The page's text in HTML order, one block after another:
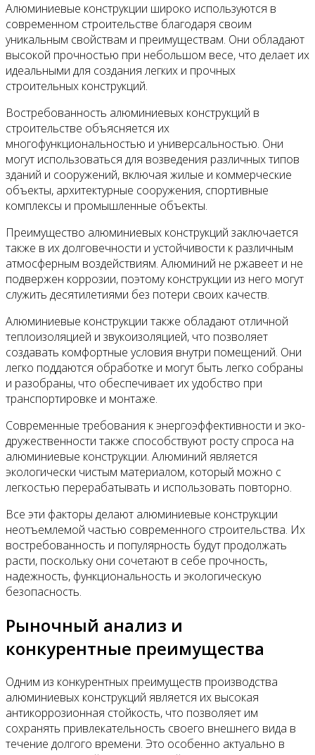
Алюминиевые конструкции широко используются в
современном строительстве благодаря своим
уникальным свойствам и преимуществам. Они обладают
высокой прочностью при небольшом весе, что делает их
идеальными для создания легких и прочных
строительных конструкций.
Востребованность алюминиевых конструкций в
строительстве объясняется их
многофункциональностью и универсальностью. Они
могут использоваться для возведения различных типов
зданий и сооружений, включая жилые и коммерческие
объекты, архитектурные сооружения, спортивные
комплексы и промышленные объекты.
Преимущество алюминиевых конструкций заключается
также в их долговечности и устойчивости к различным
атмосферным воздействиям. Алюминий не ржавеет и не
подвержен коррозии, поэтому конструкции из него могут
служить десятилетиями без потери своих качеств.
Алюминиевые конструкции также обладают отличной
теплоизоляцией и звукоизоляцией, что позволяет
создавать комфортные условия внутри помещений. Они
легко поддаются обработке и могут быть легко собраны
и разобраны, что обеспечивает их удобство при
транспортировке и монтаже.
Современные требования к энергоэффективности и эко-
дружественности также способствуют росту спроса на
алюминиевые конструкции. Алюминий является
экологически чистым материалом, который можно с
легкостью перерабатывать и использовать повторно.
Все эти факторы делают алюминиевые конструкции
неотъемлемой частью современного строительства. Их
востребованность и популярность будут продолжать
расти, поскольку они сочетают в себе прочность,
надежность, функциональность и экологическую
безопасность.
Рыночный анализ и
конкурентные преимущества
Одним из конкурентных преимуществ производства
алюминиевых конструкций является их высокая
антикоррозионная стойкость, что позволяет им
сохранять привлекательность своего внешнего вида в
течение долгого времени. Это особенно актуально в